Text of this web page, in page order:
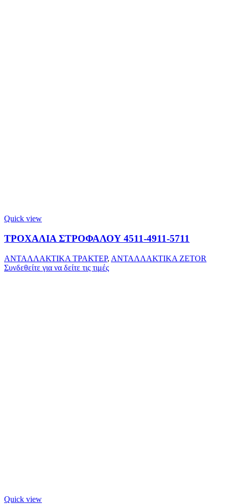
Quick view
ΤΡΟΧΑΛΙΑ ΣΤΡΟΦΑΛΟΥ 4511-4911-5711
ΑΝΤΑΛΛΑΚΤΙΚΑ ΤΡΑΚΤΕΡ, ΑΝΤΑΛΛΑΚΤΙΚΑ ZETOR
Συνδεθείτε για να δείτε τις τιμές
Quick view